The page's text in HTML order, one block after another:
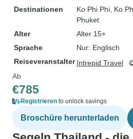
Destinationen
Ko Phi Phi , Ko
Phuket
Alter
Alter 15+
Sprache
Nur: Englisch
Reiseveranstalter Intrepid Travel
Ab
€785
Registrieren to unlock savings
Broschüre herunterladen